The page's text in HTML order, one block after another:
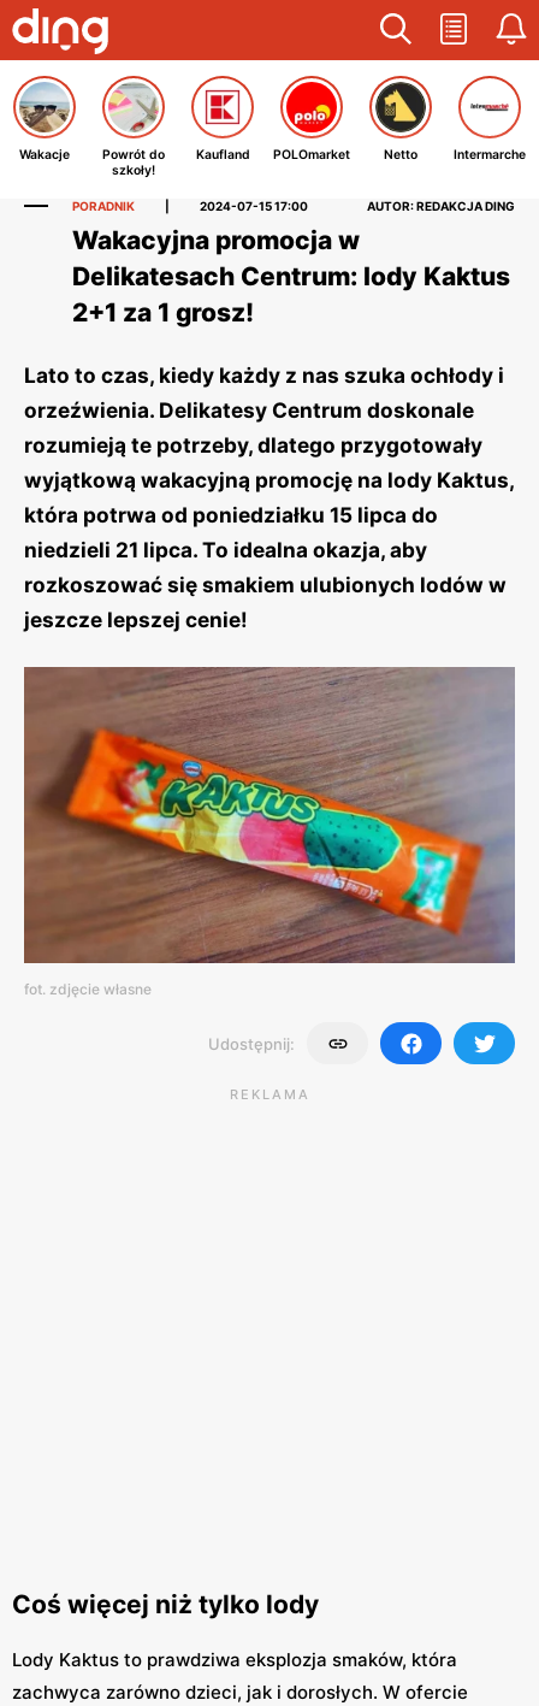
Wakacje
Powrót do
szkoły!
Kaufland POLOmarket Netto Intermarche
PORADNIK 2024-07-15 17:00 AUTOR: REDAKCJA DING
Wakacyjna promocja w
Delikatesach Centrum: lody Kaktus
2+1 za 1 grosz!
Lato to czas, kiedy każdy z nas szuka ochłody i
orzeźwienia. Delikatesy Centrum doskonale
rozumieją te potrzeby, dlatego przygotowały
wyjątkową wakacyjną promocję na lody Kaktus,
która potrwa od poniedziałku 15 lipca do
niedzieli 21 lipca. To idealna okazja, aby
rozkoszować się smakiem ulubionych lodów w
jeszcze lepszej cenie!
fot. zdjęcie własne
Udostępnij:
REKLAMA
Coś więcej niż tylko lody
Lody Kaktus to prawdziwa eksplozja smaków, która
zachwyca zarówno dzieci, jak i dorosłych. W ofercie